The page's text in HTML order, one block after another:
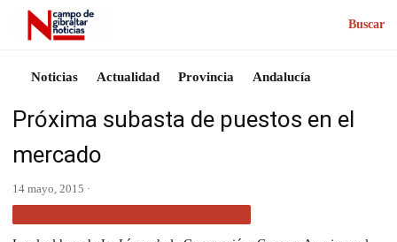
Buscar
Noticias Actualidad Provincia Andalucía
Próxima subasta de puestos en el
mercado
14 mayo, 2015 ·